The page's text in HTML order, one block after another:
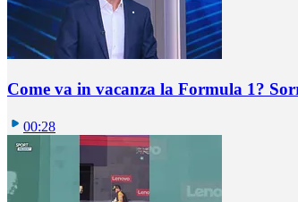
Come va in vacanza la Formula 1?
00:28